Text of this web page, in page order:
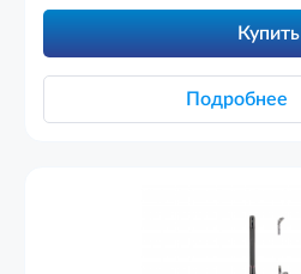
Купить
Подробнее